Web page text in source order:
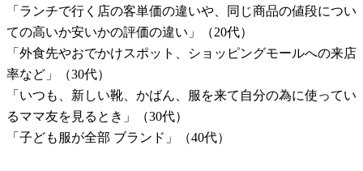
「ランチで行く店の客単価の違いや、同じ商品の値段につい
ての高いか安いかの評価の違い」（20代）
「外食先やおでかけスポット、ショッピングモールへの来店
率など」（30代）
「いつも、新しい靴、かばん、服を来て自分の為に使ってい
るママ友を見るとき」（30代）
「子ども服が全部 ブランド」（40代）